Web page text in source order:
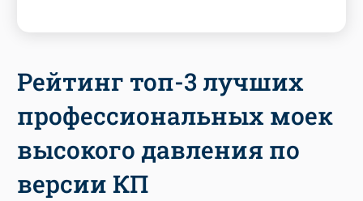
Рейтинг топ-3 лучших
профессиональных моек
высокого давления по
версии КП